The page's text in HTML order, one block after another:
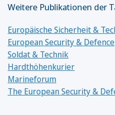
Weitere Publikationen der
Europäische Sicherheit &
European Security & Defence
Soldat & Technik
Hardthöhenkurier
Marineforum
The European Security &